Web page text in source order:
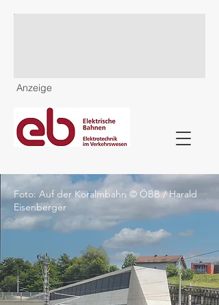
Anzeige
Foto: Auf der Koralmbahn © ÖBB / Harald
Eisenberger